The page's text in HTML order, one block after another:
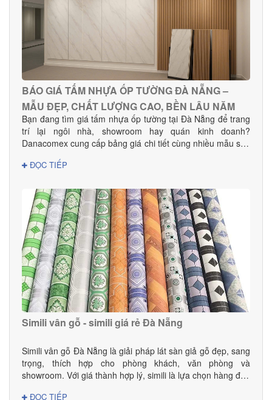
BÁO GIÁ TẤM NHỰA ỐP TƯỜNG ĐÀ NẴNG –
MẪU ĐẸP, CHẤT LƯỢNG CAO, BỀN LÂU NĂM
Bạn đang tìm giá tấm nhựa ốp tường tại Đà Nẵng để trang
trí lại ngôi nhà, showroom hay quán kinh doanh?
Danacomex cung cấp bảng giá chi tiết cùng nhiều mẫu sản
ĐỌC TIẾP
Simili vân gỗ - simili giá rẻ Đà Nẵng
Simili vân gỗ Đà Nẵng là giải pháp lát sàn giả gỗ đẹp, sang
trọng, thích hợp cho phòng khách, văn phòng và
showroom. Với giá thành hợp lý, simili là lựa chọn hàng đầu
ĐỌC TIẾP